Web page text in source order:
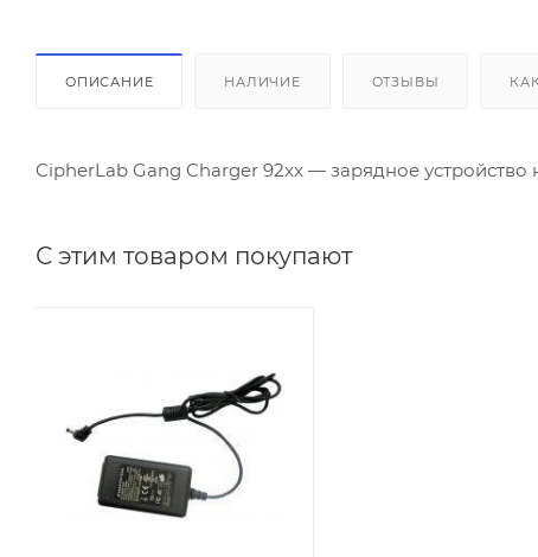
ОПИСАНИЕ НАЛИЧИЕ ОТЗЫВЫ
CipherLab Gang Charger 92xx — зарядное устройство
С этим товаром покупают